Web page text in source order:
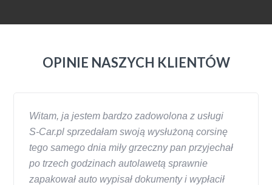
OPINIE NASZYCH KLIENTÓW
Witam, ja jestem bardzo zadowolona z usługi
S-Car.pl sprzedałam swoją wysłużoną corsinę
tego samego dnia miły grzeczny pan przyjechał
po trzech godzinach autolawetą sprawnie
zapakował auto wypisał dokumenty i wypłacił